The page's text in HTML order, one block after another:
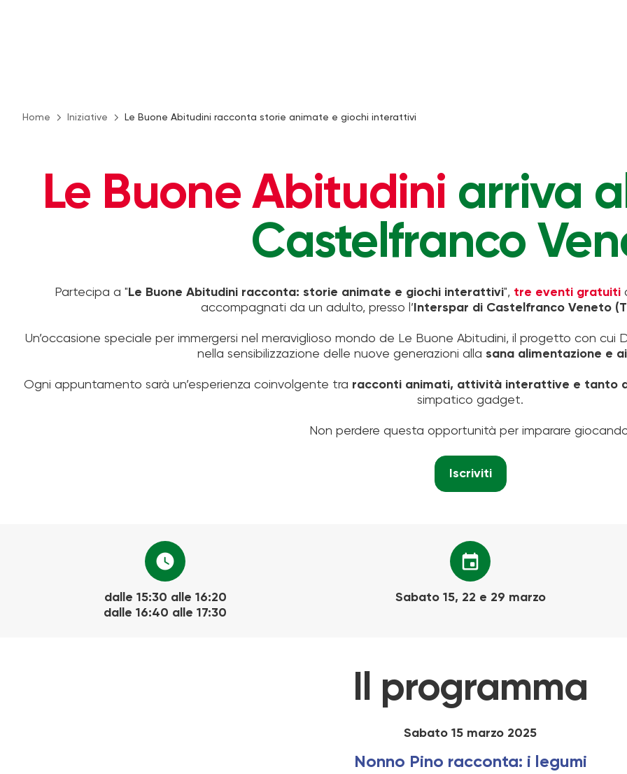
Home Iniziative Le Buone Abitudini racconta storie animate e giochi interattivi
Le Buone Abitudini arriva
Castelfranco
Partecipa a " Le Buone Abitudini racconta: storie animate e giochi interattivi", tre eventi gratuiti
accompagnati da un adulto, presso l’ Interspar di Castelfranco Veneto
Un’occasione speciale per immergersi nel meraviglioso mondo de Le Buone Abitudini, il progetto con cui
nella sensibilizzazione delle nuove generazioni alla sana alimentazione e
Ogni appuntamento sarà un’esperienza coinvolgente tra racconti animati, attività interattive e tanto
simpatico gadget.
Non perdere questa opportunità per imparare
Iscriviti
watch_later
dalle 15:30 alle 16:20
dalle 16:40 alle 17:30
event
Sabato 15, 22 e 29 marzo
Il programma
Sabato 15 marzo 2025
Nonno Pino racconta: i legumi